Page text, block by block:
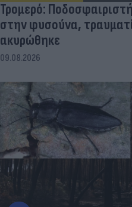
Τρομερό:
στην φυσούνα,
ακυρώθηκε
09.08.2026